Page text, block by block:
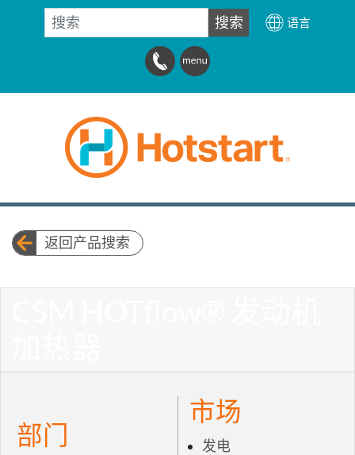
搜索 搜索 语言
返回产品搜索
部门
市场
发电